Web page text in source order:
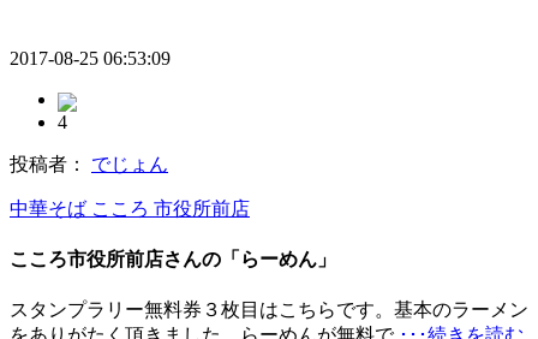
2017-08-25 06:53:09
4
投稿者： でじょん
中華そば こころ 市役所前店
こころ市役所前店さんの「らーめん」
スタンプラリー無料券３枚目はこちらです。基本のラーメン